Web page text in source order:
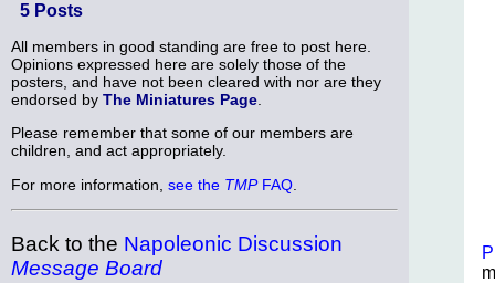
5 Posts
All members in good standing are free to post here.
Opinions expressed here are solely those of the
posters, and have not been cleared with nor are they
endorsed by The Miniatures Page
Please remember that some of our members are
children, and act appropriately.
For more information, see the TMPFAQ
Back to the Napoleonic Discussion
Message Board